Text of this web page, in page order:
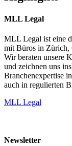
MLL Legal
MLL Legal ist eine
mit Büros in Zürich,
Wir beraten unsere
und zeichnen uns
Branchenexpertise
auch in regulierten
MLL Legal
Newsletter